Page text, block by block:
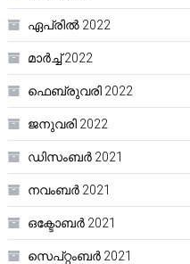
ഏപ്രിൽ 2022
മാർച്ച്‌ 2022
ഫെബ്രുവരി 2022
ജനുവരി 2022
ഡിസംബർ 2021
നവംബർ 2021
ഒക്ടോബർ 2021
സെപ്റ്റംബർ 2021